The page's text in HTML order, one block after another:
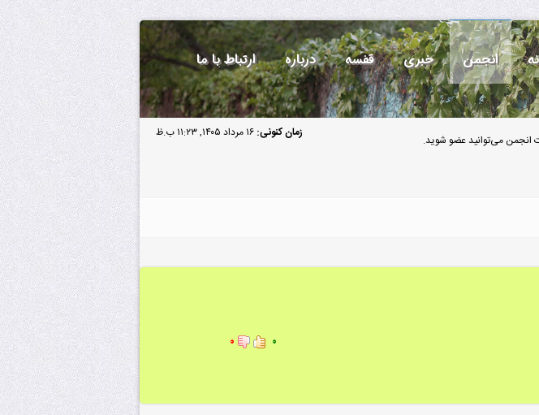
انجمن خبری قفسه درباره ارتباط با ما
زمان کنونی: ۱۶ مرداد ۱۴۰۵, ۱۱:۲۳ ب.ظ
انجمن می‌توانید عضو شوید.
۰ ۰